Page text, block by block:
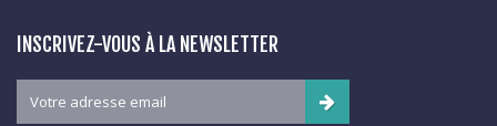
INSCRIVEZ-VOUS À LA NEWSLETTER